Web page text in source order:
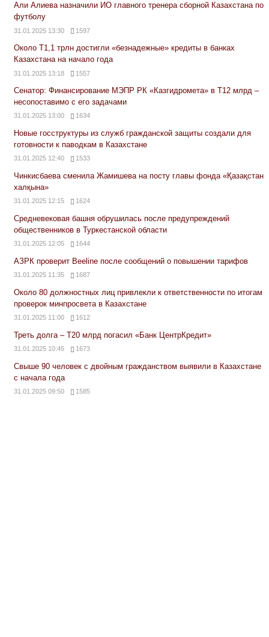
Али Алиева назначили ИО главного тренера сборной Казахстана по
футболу
31.01.2025 13:30 1597
Около Т1,1 трлн достигли «безнадежные» кредиты в банках
Казахстана на начало года
31.01.2025 13:18 1557
Сенатор: Финансирование МЭПР РК «Казгидромета» в Т12 млрд –
несопоставимо с его задачами
31.01.2025 13:00 1634
Новые госструктуры из служб гражданской защиты создали для
готовности к паводкам в Казахстане
31.01.2025 12:40 1533
Чинкисбаева сменила Жамишева на посту главы фонда «Қазақстан
халқына»
31.01.2025 12:15 1624
Средневековая башня обрушилась после предупреждений
общественников в Туркестанской области
31.01.2025 12:05 1644
АЗРК проверит Beeline после сообщений о повышении тарифов
31.01.2025 11:35 1687
Около 80 должностных лиц привлекли к ответственности по итогам
проверок минпросвета в Казахстане
31.01.2025 11:00 1612
Треть долга – Т20 млрд погасил «Банк ЦентрКредит»
31.01.2025 10:45 1673
Свыше 90 человек с двойным гражданством выявили в Казахстане
с начала года
31.01.2025 09:50 1585